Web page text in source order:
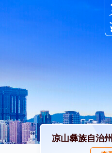
凉山彝族自治